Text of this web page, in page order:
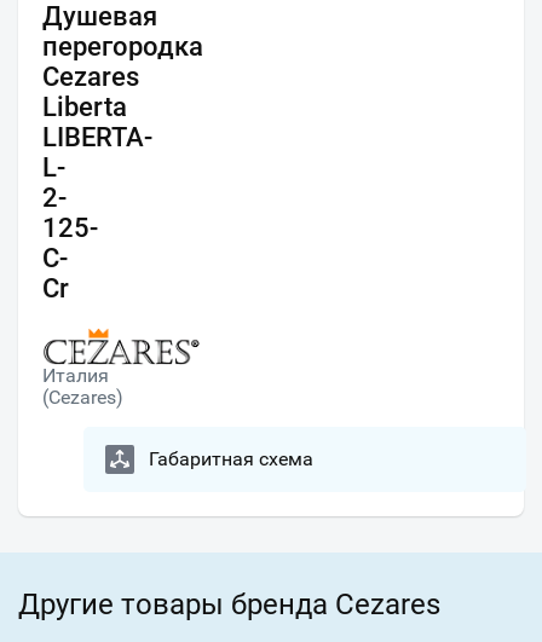
Душевая
перегородка
Cezares
Liberta
LIBERTA-
L-
2-
125-
C-
Cr
Италия
(Cezares)
Габаритная схема
Другие товары бренда Cezares